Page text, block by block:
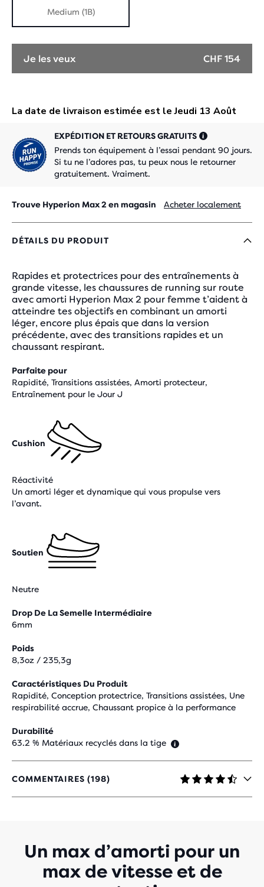
Medium (1B)
Je les veux CHF 154
EXPÉDITION ET RETOURS GRATUITS
Prends ton équipement à l’essai pendant 90 jours.
Si tu ne l’adores pas, tu peux nous le retourner
gratuitement. Vraiment.
Trouve Hyperion Max 2 en magasin Acheter localement
DÉTAILS DU PRODUIT
Rapides et protectrices pour des entraînements à
grande vitesse, les chaussures de running sur route
avec amorti Hyperion Max 2 pour femme t’aident à
atteindre tes objectifs en combinant un amorti
léger, encore plus épais que dans la version
précédente, avec des transitions rapides et un
chaussant respirant.
Parfaite pour
Rapidité, Transitions assistées, Amorti protecteur,
Entraînement pour le Jour J
Cushion
Réactivité
Un amorti léger et dynamique qui vous propulse vers
l’avant.
Soutien
Neutre
Drop De La Semelle Intermédiaire
6mm
Poids
8,3oz / 235,3g
Caractéristiques Du Produit
Rapidité, Conception protectrice, Transitions assistées, Une
respirabilité accrue, Chaussant propice à la performance
Durabilité
63.2 % Matériaux recyclés dans la tige
COMMENTAIRES (198)
4.5
SUR
Un max d’amorti pour un
max de vitesse et de